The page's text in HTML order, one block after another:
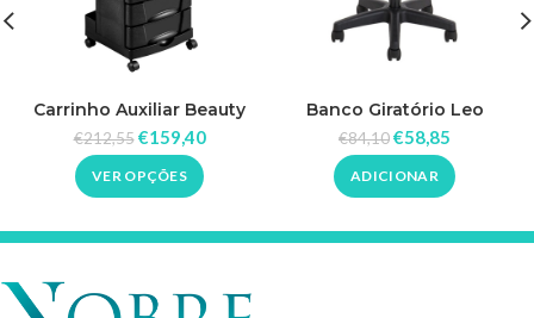
Carrinho Auxiliar Beauty
Care Dompel
€212,55 €159,40
VER OPÇÕES
Banco Giratório Leo
€84,10€58,85
ADICIONAR